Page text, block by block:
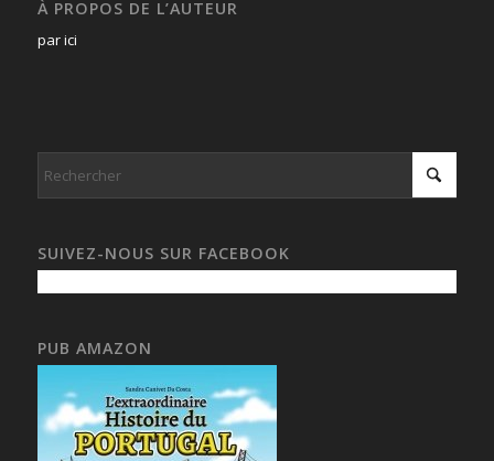
À PROPOS DE L’AUTEUR
par ici
SUIVEZ-NOUS SUR FACEBOOK
PUB AMAZON